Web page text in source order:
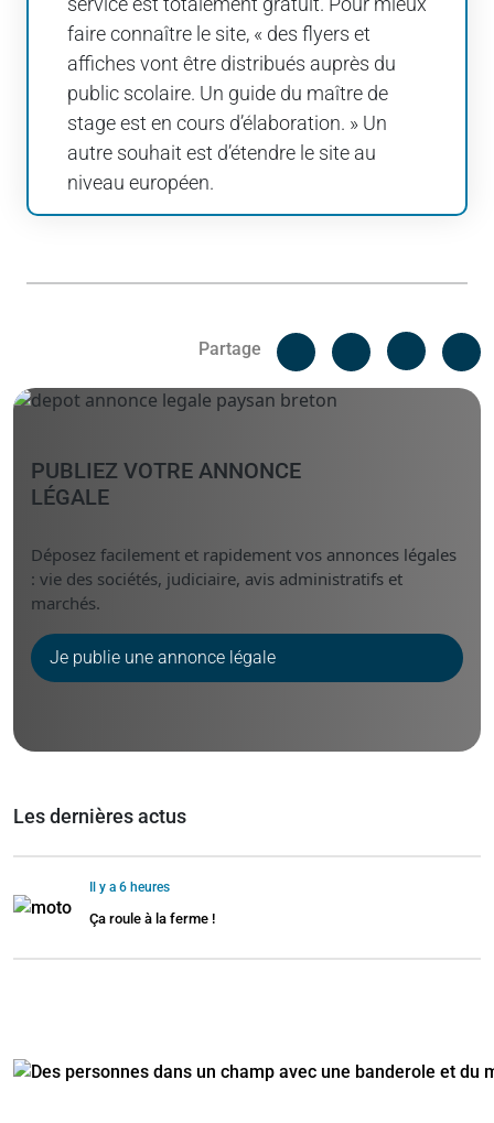
faire connaître le site, « des flyers et
affiches vont être distribués auprès du
public scolaire. Un guide du maître de
stage est en cours d’élaboration. » Un
autre souhait est d’étendre le site au
niveau européen.
Partage
Facebook
Linked
PUBLIEZ VOTRE ANNONCE
LÉGALE
Déposez facilement et rapidement vos annonces légales
: vie des sociétés, judiciaire, avis administratifs et
marchés.
Je publie une annonce légale
Les dernières actus
Il y a 6 heures
Ça roule à la ferme !